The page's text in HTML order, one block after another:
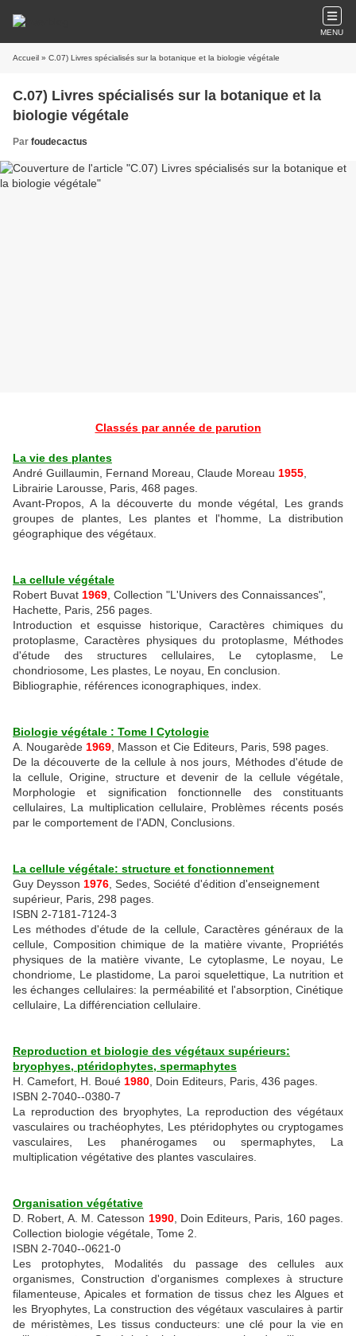
MENU
Accueil » C.07) Livres spécialisés sur la botanique et la biologie végétale
C.07) Livres spécialisés sur la botanique et la
biologie végétale
Par foudecactus
Classés par année de parution
La vie des plantes
André Guillaumin, Fernand Moreau, Claude Moreau 1955
Librairie Larousse, Paris, 468 pages.
Avant-Propos, A la découverte du monde végétal, Les grands
groupes de plantes, Les plantes et l'homme, La distribution
géographique des végétaux.
La cellule végétale
Robert Buvat 1969 , Collection "L'Univers des Connaissances",
Hachette, Paris, 256 pages.
Introduction et esquisse historique, Caractères chimiques du
protoplasme, Caractères physiques du protoplasme, Méthodes
d'étude des structures cellulaires, Le cytoplasme, Le
chondriosome, Les plastes, Le noyau, En conclusion.
Bibliographie, références iconographiques, index.
Biologie végétale : Tome I Cytologie
A. Nougarède 1969 , Masson et Cie Editeurs, Paris, 598 pages.
De la découverte de la cellule à nos jours, Méthodes d'étude de
la cellule, Origine, structure et devenir de la cellule végétale,
Morphologie et signification fonctionnelle des constituants
cellulaires, La multiplication cellulaire, Problèmes récents posés
par le comportement de l'ADN, Conclusions.
La cellule végétale: structure et fonctionnement
Guy Deysson 1976 , Sedes, Société d'édition d'enseignement
supérieur, Paris, 298 pages.
ISBN 2-7181-7124-3
Les méthodes d'étude de la cellule, Caractères généraux de la
cellule, Composition chimique de la matière vivante, Propriétés
physiques de la matière vivante, Le cytoplasme, Le noyau, Le
chondriome, Le plastidome, La paroi squelettique, La nutrition et
les échanges cellulaires: la perméabilité et l'absorption, Cinétique
cellulaire, La différenciation cellulaire.
Reproduction et biologie des végétaux supérieurs:
bryophyes, ptéridophytes, spermaphytes
H. Camefort, H. Boué 1980 , Doin Editeurs, Paris, 436 pages.
ISBN 2-7040--0380-7
La reproduction des bryophytes, La reproduction des végétaux
vasculaires ou trachéophytes, Les ptéridophytes ou cryptogames
vasculaires, Les phanérogames ou spermaphytes, La
multiplication végétative des plantes vasculaires.
Organisation végétative
D. Robert, A. M. Catesson 1990, Doin Editeurs, Paris, 160 pages.
Collection biologie végétale, Tome 2.
ISBN 2-7040--0621-0
Les protophytes, Modalités du passage des cellules aux
organismes, Construction d'organismes complexes à structure
filamenteuse, Apicales et formation de tissus chez les Algues et
les Bryophytes, La construction des végétaux vasculaires à partir
de méristèmes, Les tissus conducteurs: une clé pour la vie en